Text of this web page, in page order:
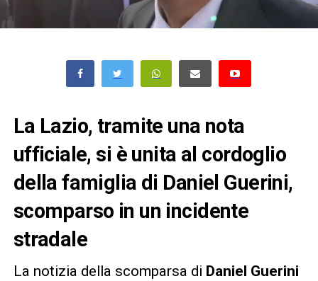
La Lazio, tramite una nota
ufficiale, si è unita al cordoglio
della famiglia di Daniel Guerini,
scomparso in un incidente
stradale
La notizia della scomparsa di Daniel Guerini